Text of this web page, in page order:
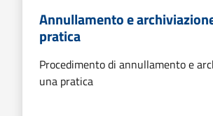
Annullamento e
pratica
Procedimento di annullamento e
una pratica